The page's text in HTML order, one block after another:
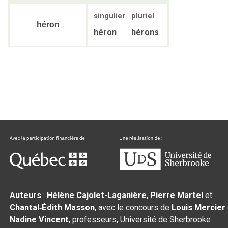
héron
singulier pluriel
héron hérons
Auteurs : Hélène Cajolet-Laganière, Pierre Martel et
Chantal‑Édith Masson, avec le concours de Louis Mercier
Nadine Vincent, professeurs, Université de Sherbrooke